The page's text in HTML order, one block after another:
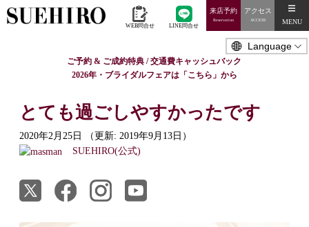
WEB問合せ LINE問合せ
来店予約
Reservation
アクセス
ACCESS MENU
ご予約 & ご成約特典 / 交通費キャッシュバック
2026年・ブライダルフェアは「こちら」から
とても過ごしやすかったです
2020年2月25日
（更新: 2019年9月13日）
SUEHIRO(公式)